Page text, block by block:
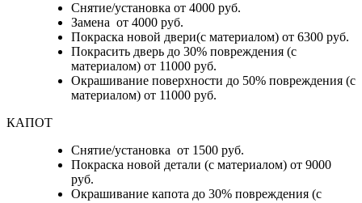
Снятие/установка от 4000 руб.
Замена от 4000 руб.
Покраска новой двери(с материалом) от 6300 руб.
Покрасить дверь до 30% повреждения (с
материалом) от 11000 руб.
Окрашивание поверхности до 50% повреждения (с
материалом) от 11000 руб.
КАПОТ
Снятие/установка от 1500 руб.
Покраска новой детали (с материалом) от 9000
руб.
Окрашивание капота до 30% повреждения (с